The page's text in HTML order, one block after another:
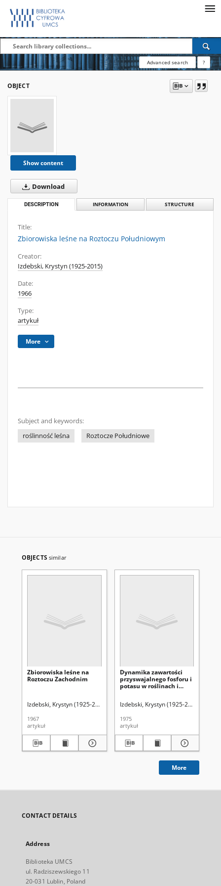
Advanced search ?
OBJECT
Show content
Download
DESCRIPTION INFORMATION STRUCTURE
Title:
Zbiorowiska leśne na Roztoczu Południowym
Creator:
Izdebski, Krystyn (1925-2015)
Date:
1966
Type:
artykuł
More
Subject and keywords:
roślinność leśna
Roztocze Południowe
OBJECTS similar
Zbiorowiska leśne na
Roztoczu Zachodnim
Izdebski, Krystyn (1925-2015) Lorkiewicz, Zbigniew (1923-2001). Red.
1967
artykuł
Dynamika zawartości
przyswajalnego fosforu i
potasu w roślinach i
Środkowym
Izdebski, Krystyn (1925-2015)
1975
artykuł
More
CONTACT DETAILS
Address
Biblioteka UMCS
ul. Radziszewskiego 11
20-031 Lublin, Poland